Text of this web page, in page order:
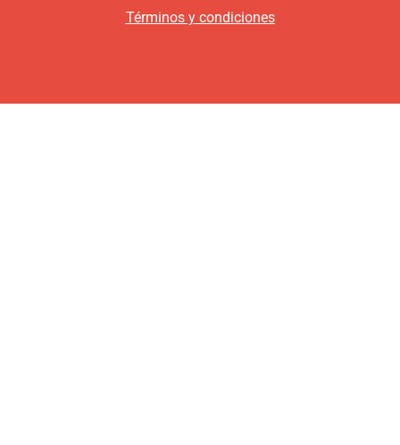
Términos y condiciones